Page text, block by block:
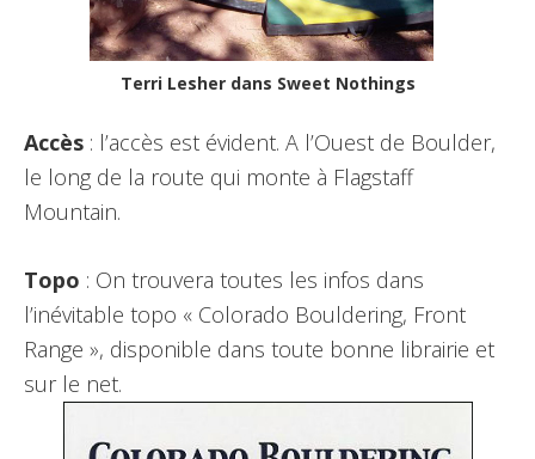
Terri Lesher dans Sweet Nothings
Accès : l’accès est évident. A l’Ouest de Boulder,
le long de la route qui monte à Flagstaff
Mountain.
Topo : On trouvera toutes les infos dans
l’inévitable topo « Colorado Bouldering, Front
Range », disponible dans toute bonne librairie et
sur le net.